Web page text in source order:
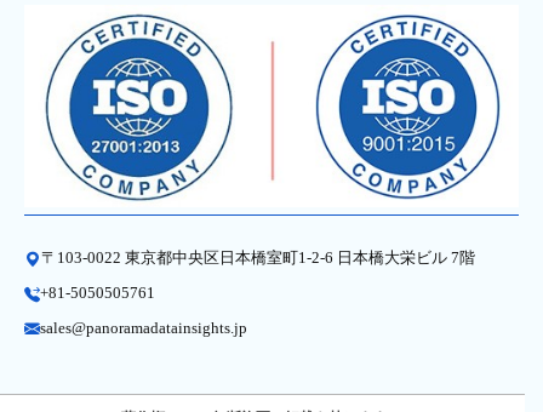
〒103-0022 東京都中央区日本橋室町1-2-6 日本橋大栄ビル 7階
+81-5050505761
sales@panoramadatainsights.jp